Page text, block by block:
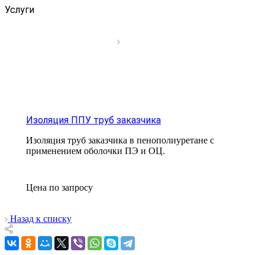
Услуги
Изоляция ППУ труб заказчика
Изоляция труб заказчика в пенополиуретане с
применением оболочки ПЭ и ОЦ.
Цена по запросу
Назад к списку